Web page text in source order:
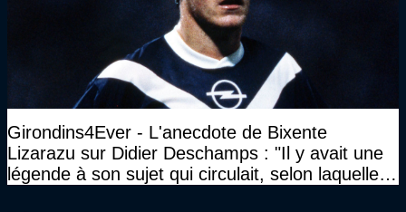
Girondins4Ever - L'anecdote de Bixente
Lizarazu sur Didier Deschamps : "Il y avait une
légende à son sujet qui circulait, selon laquelle il